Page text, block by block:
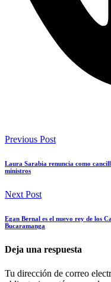
Previous Post
Laura Sarabia renuncia como
ministros
Next Post
Egan Bernal es el nuevo rey de los
Bucaramanga
Deja una respuesta
Tu dirección de correo